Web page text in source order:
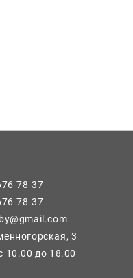
78-37
78-37
3
10.00 до 18.00